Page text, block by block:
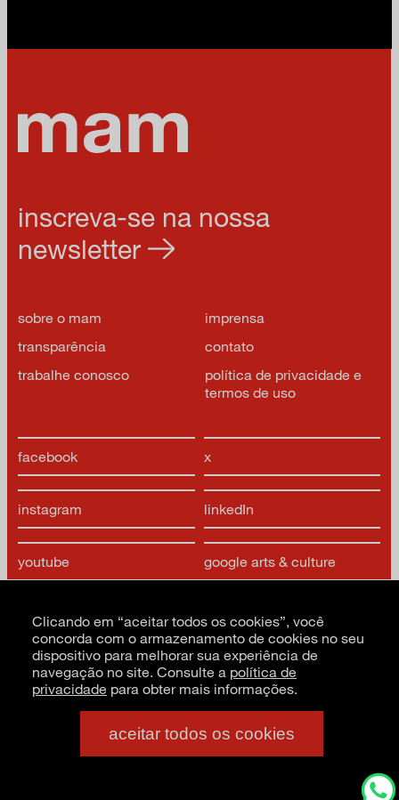
facebook x
instagram linkedIn
youtube google arts & culture
inscreva-se na nossa
newsletter
sobre o mam
imprensa
transparência
contato
trabalhe conosco
política de privacidade e
termos de uso
CNPJ: 62.520.218/0001-24
Clicando em “aceitar todos os cookies”, você
concorda com o armazenamento de cookies no seu
dispositivo para melhorar sua experiência de
navegação no site. Consulte a política de
privacidade para obter mais informações.
aceitar todos os cookies